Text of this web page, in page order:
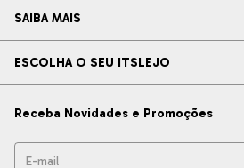
SAIBA MAIS
ESCOLHA O SEU ITSLEJO
Receba Novidades e Promoções